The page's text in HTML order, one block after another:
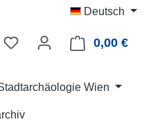
Deutsch
0,00 €
Wien